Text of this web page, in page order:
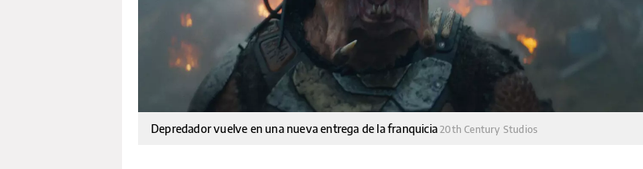
Depredador vuelve en una nueva entrega de la franquicia20th Century Studios